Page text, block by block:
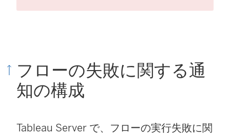
フローの失敗に関する通
知の構成
Tableau Server で、フローの実行失敗に関